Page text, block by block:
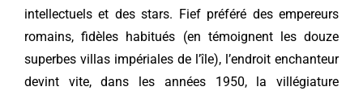
intellectuels et des stars. Fief préféré des empereurs
romains, fidèles habitués (en témoignent les douze
superbes villas impériales de l’île), l’endroit enchanteur
devint vite, dans les années 1950, la villégiature